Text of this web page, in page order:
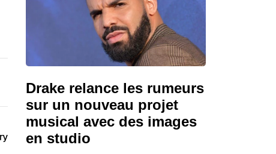
Drake relance les rumeurs
sur un nouveau projet
musical avec des images
en studio